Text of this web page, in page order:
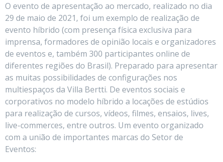
O evento de apresentação ao mercado, realizado no dia
29 de maio de 2021, foi um exemplo de realização de
evento híbrido (com presença física exclusiva para
imprensa, formadores de opinião locais e organizadores
de eventos e, também 300 participantes online de
diferentes regiões do Brasil). Preparado para apresentar
as muitas possibilidades de configurações nos
multiespaços da Villa Bertti. De eventos sociais e
corporativos no modelo híbrido a locações de estúdios
para realização de cursos, vídeos, filmes, ensaios, lives,
live-commerces, entre outros. Um evento organizado
com a união de importantes marcas do Setor de
Eventos: